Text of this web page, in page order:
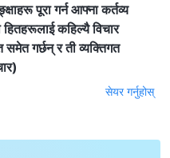
पूरा गर्न आफ्‍ना कर्तव्य
हितहरूलाई कहिल्यै विचार
समेत गर्छन् र ती व्यक्तिगत
सेयर गर्नुहोस्